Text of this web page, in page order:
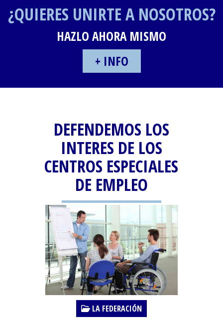
¿QUIERES UNIRTE A NOSOTROS?
HAZLO AHORA MISMO
+ INFO
DEFENDEMOS LOS
INTERES DE LOS
CENTROS ESPECIALES
DE EMPLEO
LA FEDERACIÓN